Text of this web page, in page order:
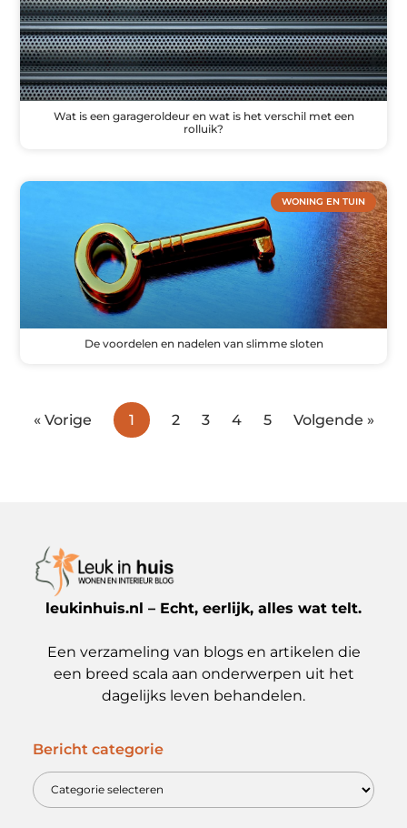
Wat is een garageroldeur en wat is het verschil met een
rolluik?
WONING EN TUIN
De voordelen en nadelen van slimme sloten
« Vorige 1 2 3 4 5 Volgende »
leukinhuis.nl – Echt, eerlijk, alles wat telt.
Een verzameling van blogs en artikelen die
een breed scala aan onderwerpen uit het
dagelijks leven behandelen.
Bericht categorie